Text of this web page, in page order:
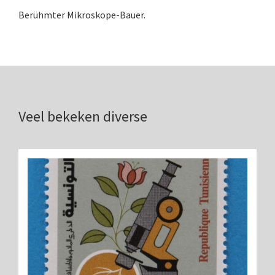
Winkel, statief BTC (1955-1957)
ROW, schoolmicroscoop (1955-1965)
Troughton & Simms, McArthur type (1959-
Bleeker, statief R (ca. 1965)
Meopta, ‘veld’microscoop (1965-1980)
Zeiss, type Ergaval (ca. 1970)
Berühmter Mikroskope-Bauer.
Veel bekeken diverse